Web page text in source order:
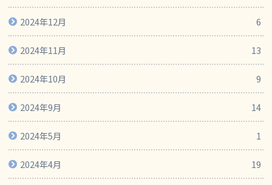
2024年12月 6
2024年11月 13
2024年10月 9
2024年9月 14
2024年5月 1
2024年4月 19